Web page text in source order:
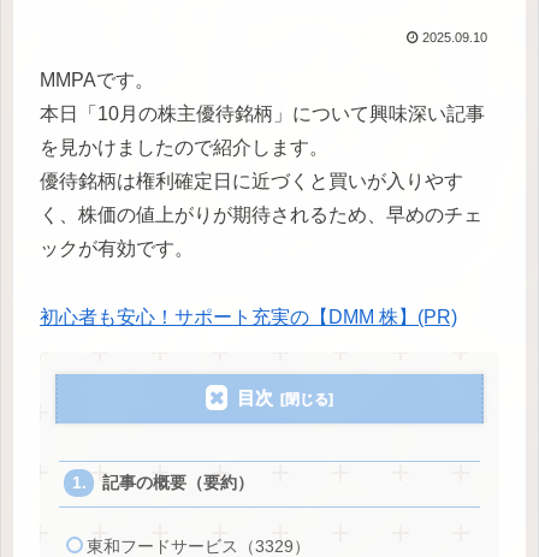
2025.09.10
MMPAです。
本日「10月の株主優待銘柄」について興味深い記事
を見かけましたので紹介します。
優待銘柄は権利確定日に近づくと買いが入りやす
く、株価の値上がりが期待されるため、早めのチェ
ックが有効です。
初心者も安心！サポート充実の【DMM 株】(PR)
目次
記事の概要（要約）
東和フードサービス（3329）